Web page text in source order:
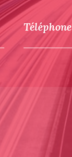
Téléphone